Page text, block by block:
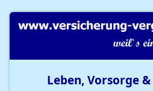
Leben, Vorsorge